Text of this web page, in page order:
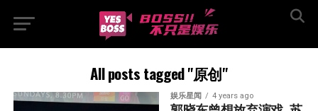
All posts tagged "原创"
娱乐星闻 4 years ago